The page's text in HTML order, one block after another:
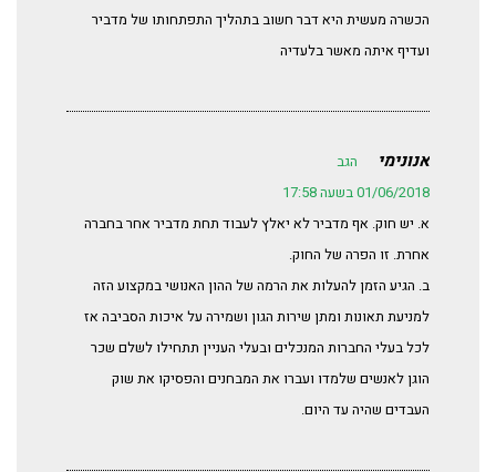
הכשרה מעשית היא דבר חשוב בתהליך התפתחותו של מדביר
ועדיף איתה מאשר בלעדיה
אנונימי
הגב
01/06/2018 בשעה 17:58
א. יש חוק. אף מדביר לא יאלץ לעבוד תחת מדביר אחר בחברה
אחרת. זו הפרה של החוק.
ב. הגיע הזמן להעלות את הרמה של ההון האנושי במקצוע הזה
למניעת תאונות ומתן שירות הגון ושמירה על איכות הסביבה אז
לכל בעלי החברות המנכלים ובעלי העניין תתחילו לשלם שכר
הוגן לאנשים שלמדו ועברו את המבחנים והפסיקו את שוק
העבדים שהיה עד היום.